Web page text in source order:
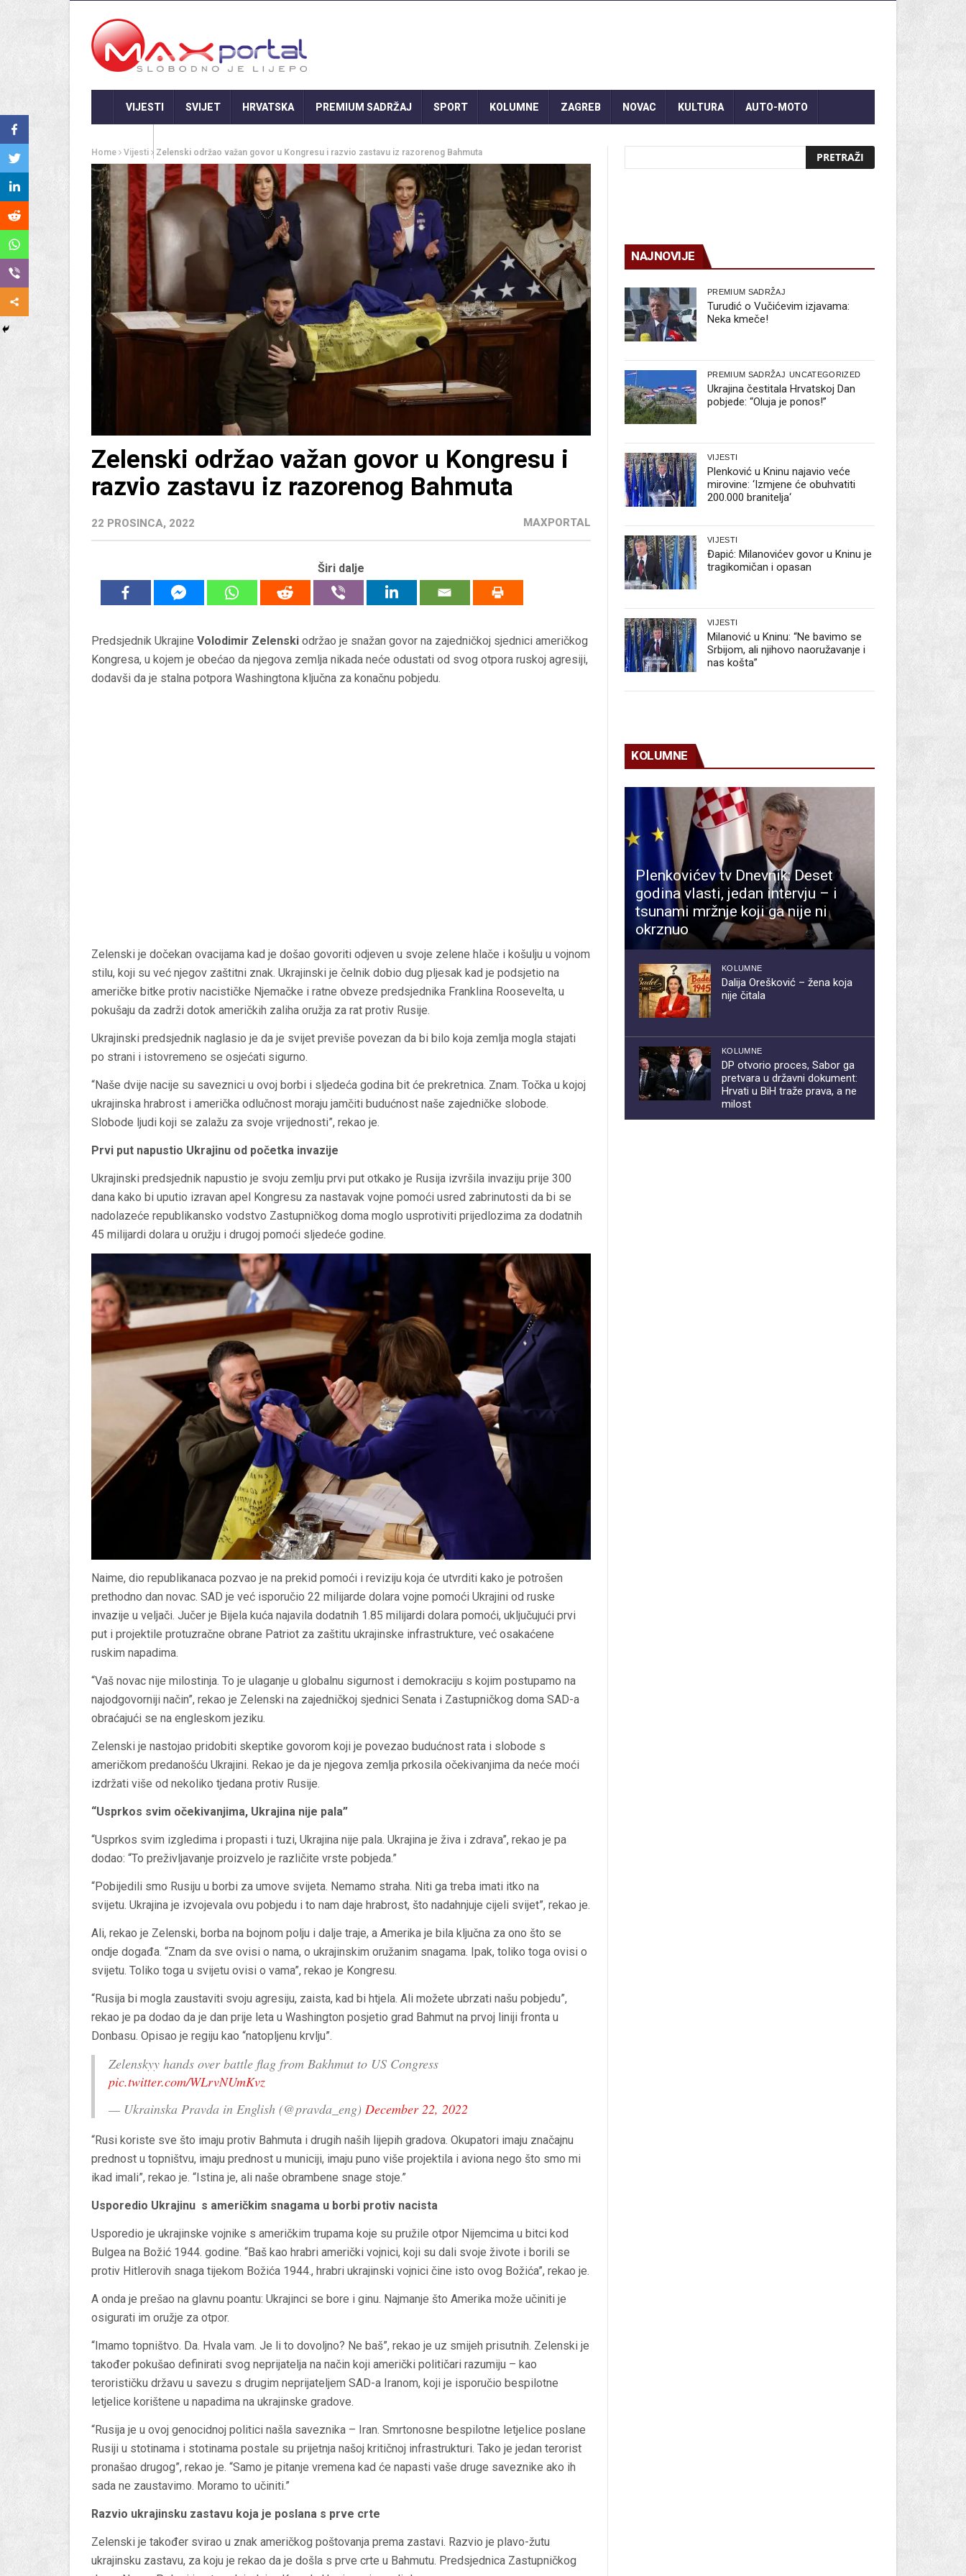
VIJESTI SVIJET HRVATSKA PREMIUM SADRŽAJ SPORT KOLUMNE ZAGREB NOVAC KULTURA AUTO-MOTO
Home Vijesti Zelenski održao važan govor u Kongresu i razvio zastavu iz razorenog Bahmuta
Zelenski održao važan govor u Kongresu i
razvio zastavu iz razorenog Bahmuta
22 PROSINCA, 2022 MAXPORTAL
Širi dalje
Predsjednik Ukrajine Volodimir Zelenski održao je snažan govor na zajedničkoj sjednici američkog
Kongresa, u kojem je obećao da njegova zemlja nikada neće odustati od svog otpora ruskoj agresiji,
dodavši da je stalna potpora Washingtona ključna za konačnu pobjedu.
Zelenski je dočekan ovacijama kad je došao govoriti odjeven u svoje zelene hlače i košulju u vojnom
stilu, koji su već njegov zaštitni znak. Ukrajinski je čelnik dobio dug pljesak kad je podsjetio na
američke bitke protiv nacističke Njemačke i ratne obveze predsjednika Franklina Roosevelta, u
pokušaju da zadrži dotok američkih zaliha oružja za rat protiv Rusije.
Ukrajinski predsjednik naglasio je da je svijet previše povezan da bi bilo koja zemlja mogla stajati
po strani i istovremeno se osjećati sigurno.
“Naše dvije nacije su saveznici u ovoj borbi i sljedeća godina bit će prekretnica. Znam. Točka u kojoj
ukrajinska hrabrost i američka odlučnost moraju jamčiti budućnost naše zajedničke slobode.
Slobode ljudi koji se zalažu za svoje vrijednosti”, rekao je.
Prvi put napustio Ukrajinu od početka invazije
Ukrajinski predsjednik napustio je svoju zemlju prvi put otkako je Rusija izvršila invaziju prije 300
dana kako bi uputio izravan apel Kongresu za nastavak vojne pomoći usred zabrinutosti da bi se
nadolazeće republikansko vodstvo Zastupničkog doma moglo usprotiviti prijedlozima za dodatnih
45 milijardi dolara u oružju i drugoj pomoći sljedeće godine.
Naime, dio republikanaca pozvao je na prekid pomoći i reviziju koja će utvrditi kako je potrošen
prethodno dan novac. SAD je već isporučio 22 milijarde dolara vojne pomoći Ukrajini od ruske
invazije u veljači. Jučer je Bijela kuća najavila dodatnih 1.85 milijardi dolara pomoći, uključujući prvi
put i projektile protuzračne obrane Patriot za zaštitu ukrajinske infrastrukture, već osakaćene
ruskim napadima.
“Vaš novac nije milostinja. To je ulaganje u globalnu sigurnost i demokraciju s kojim postupamo na
najodgovorniji način”, rekao je Zelenski na zajedničkoj sjednici Senata i Zastupničkog doma SAD-a
obraćajući se na engleskom jeziku.
Zelenski je nastojao pridobiti skeptike govorom koji je povezao budućnost rata i slobode s
američkom predanošću Ukrajini. Rekao je da je njegova zemlja prkosila očekivanjima da neće moći
izdržati više od nekoliko tjedana protiv Rusije.
“Usprkos svim očekivanjima, Ukrajina nije pala”
“Usprkos svim izgledima i propasti i tuzi, Ukrajina nije pala. Ukrajina je živa i zdrava”, rekao je pa
dodao: “To preživljavanje proizvelo je različite vrste pobjeda.”
“Pobijedili smo Rusiju u borbi za umove svijeta. Nemamo straha. Niti ga treba imati itko na
svijetu. Ukrajina je izvojevala ovu pobjedu i to nam daje hrabrost, što nadahnjuje cijeli svijet”, rekao je.
Ali, rekao je Zelenski, borba na bojnom polju i dalje traje, a Amerika je bila ključna za ono što se
ondje događa. “Znam da sve ovisi o nama, o ukrajinskim oružanim snagama. Ipak, toliko toga ovisi o
svijetu. Toliko toga u svijetu ovisi o vama”, rekao je Kongresu.
“Rusija bi mogla zaustaviti svoju agresiju, zaista, kad bi htjela. Ali možete ubrzati našu pobjedu”,
rekao je pa dodao da je dan prije leta u Washington posjetio grad Bahmut na prvoj liniji fronta u
Donbasu. Opisao je regiju kao “natopljenu krvlju”.
Zelenskyy hands over battle flag from Bakhmut to US Congress
pic.twitter.com/WLrvNUmKvz
— Ukrainska Pravda in English (@pravda_eng) December 22, 2022
“Rusi koriste sve što imaju protiv Bahmuta i drugih naših lijepih gradova. Okupatori imaju značajnu
prednost u topništvu, imaju prednost u municiji, imaju puno više projektila i aviona nego što smo mi
ikad imali”, rekao je. “Istina je, ali naše obrambene snage stoje.”
Usporedio Ukrajinu s američkim snagama u borbi protiv nacista
Usporedio je ukrajinske vojnike s američkim trupama koje su pružile otpor Nijemcima u bitci kod
Bulgea na Božić 1944. godine. “Baš kao hrabri američki vojnici, koji su dali svoje živote i borili se
protiv Hitlerovih snaga tijekom Božića 1944., hrabri ukrajinski vojnici čine isto ovog Božića”, rekao je.
A onda je prešao na glavnu poantu: Ukrajinci se bore i ginu. Najmanje što Amerika može učiniti je
osigurati im oružje za otpor.
“Imamo topništvo. Da. Hvala vam. Je li to dovoljno? Ne baš”, rekao je uz smijeh prisutnih. Zelenski je
također pokušao definirati svog neprijatelja na način koji američki političari razumiju – kao
terorističku državu u savezu s drugim neprijateljem SAD-a Iranom, koji je isporučio bespilotne
letjelice korištene u napadima na ukrajinske gradove.
“Rusija je u ovoj genocidnoj politici našla saveznika – Iran. Smrtonosne bespilotne letjelice poslane
Rusiji u stotinama i stotinama postale su prijetnja našoj kritičnoj infrastrukturi. Tako je jedan terorist
pronašao drugog”, rekao je. “Samo je pitanje vremena kad će napasti vaše druge saveznike ako ih
sada ne zaustavimo. Moramo to učiniti.”
Razvio ukrajinsku zastavu koja je poslana s prve crte
Zelenski je također svirao u znak američkog poštovanja prema zastavi. Razvio je plavo-žutu
ukrajinsku zastavu, za koju je rekao da je došla s prve crte u Bahmutu. Predsjednica Zastupničkog
NAJNOVIJE
PREMIUM SADRŽAJ
Turudić o Vučićevim izjavama:
Neka kmeče!
PREMIUM SADRŽAJ UNCATEGORIZED
Ukrajina čestitala Hrvatskoj Dan
pobjede: “Oluja je ponos!”
VIJESTI
Plenković u Kninu najavio veće
mirovine: ‘Izmjene će obuhvatiti
200.000 branitelja‘
VIJESTI
Đapić: Milanovićev govor u Kninu je
tragikomičan i opasan
VIJESTI
Milanović u Kninu: “Ne bavimo se
Srbijom, ali njihovo naoružavanje i
nas košta”
KOLUMNE
Plenkovićev tv Dnevnik: Deset
godina vlasti, jedan intervju – i
tsunami mržnje koji ga nije ni
okrznuo
KOLUMNE
Dalija Orešković – žena koja
nije čitala
KOLUMNE
DP otvorio proces, Sabor ga
pretvara u državni dokument:
Hrvati u BiH traže prava, a ne
milost